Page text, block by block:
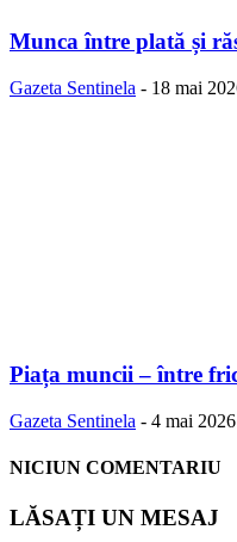
Munca între plată și
Gazeta Sentinela - 18 mai
Piața muncii – între
Gazeta Sentinela - 4 mai 2026
NICIUN COMENTARIU
LĂSAȚI UN MESAJ